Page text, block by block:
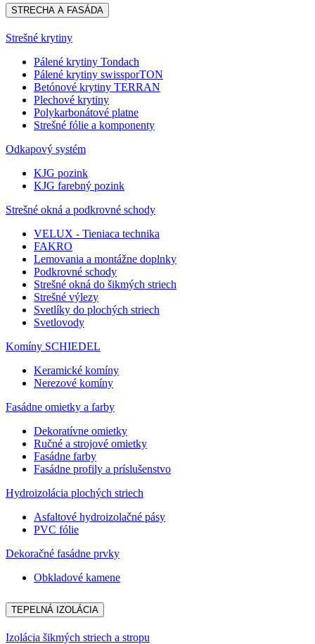
STRECHA A FASÁDA
Strešné krytiny
Pálené krytiny Tondach
Pálené krytiny swissporTON
Betónové krytiny TERRAN
Plechové krytiny
Polykarbonátové platne
Strešné fólie a komponenty
Odkapový systém
KJG pozink
KJG farebný pozink
Strešné okná a podkrovné schody
VELUX - Tieniaca technika
FAKRO
Lemovania a montážne doplnky
Podkrovné schody
Strešné okná do šikmých striech
Strešné výlezy
Svetlíky do plochých striech
Svetlovody
Komíny SCHIEDEL
Keramické komíny
Nerezové komíny
Fasádne omietky a farby
Dekoratívne omietky
Ručné a strojové omietky
Fasádne farby
Fasádne profily a príslušenstvo
Hydroizolácia plochých striech
Asfaltové hydroizolačné pásy
PVC fólie
Dekoračné fasádne prvky
Obkladové kamene
TEPELNÁ IZOLÁCIA
Izolácia šikmých striech a stropu